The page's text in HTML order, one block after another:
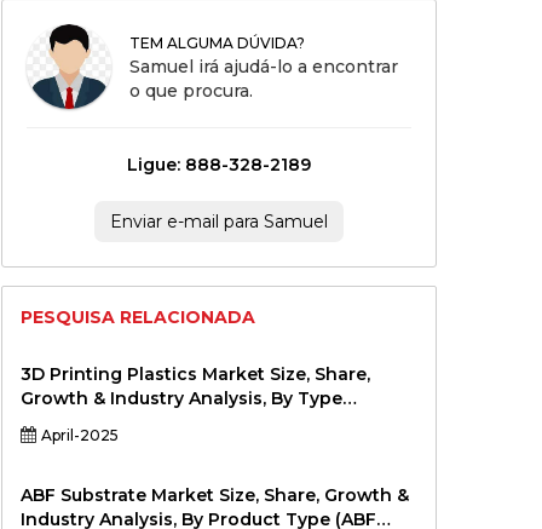
TEM ALGUMA DÚVIDA?
Samuel irá ajudá-lo a encontrar
o que procura.
Ligue: 888-328-2189
Enviar e-mail para Samuel
PESQUISA RELACIONADA
3D Printing Plastics Market Size, Share,
Growth & Industry Analysis, By Type
(Thermoplastics, Photopolymers, Metal-
based Plastics, Others), By Application
Customization, Tooling), By End-User
Industry (Automotive, Aerospace,
April-2025
ABF Substrate Market Size, Share, Growth &
Industry Analysis, By Product Type (ABF